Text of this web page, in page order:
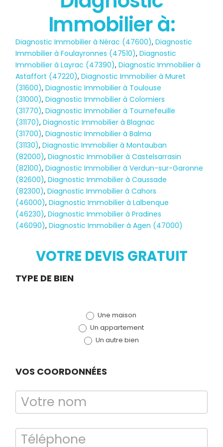
Diagnostic
Immobilier à:
Diagnostic Immobilier à Nérac (47600),Diagnostic
Immobilier à Foulayronnes (47510),Diagnostic
Immobilier à Layrac (47390),Diagnostic Immobilier à
Astaffort (47220),Diagnostic Immobilier à Muret
(31600),Diagnostic Immobilier à Toulouse
(31000),Diagnostic Immobilier à Colomiers
(31770),Diagnostic Immobilier à Tournefeuille
(31170),Diagnostic Immobilier à Blagnac
(31700),Diagnostic Immobilier à Balma
(31130),Diagnostic Immobilier à Montauban
(82000),Diagnostic Immobilier à Castelsarrasin
(82100),Diagnostic Immobilier à Verdun-sur-Garonne
(82600),Diagnostic Immobilier à Caussade
(82300),Diagnostic Immobilier à Cahors
(46000),Diagnostic Immobilier à Lalbenque
(46230),Diagnostic Immobilier à Pradines
(46090),Diagnostic Immobilier à Agen (47000)
VOTRE DEVIS GRATUIT
Demande
TYPE DE BIEN
Une maison
Un appartement
Un autre bien
VOS COORDONNÉES